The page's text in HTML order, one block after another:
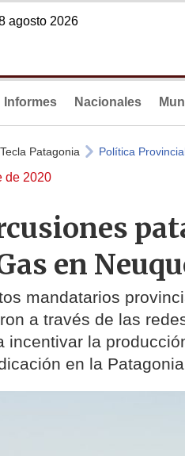
agosto 2026
Informes Nacionales
Patagonia Política
de 2020
en
mandatarios
a través de las
incentivar la
en la